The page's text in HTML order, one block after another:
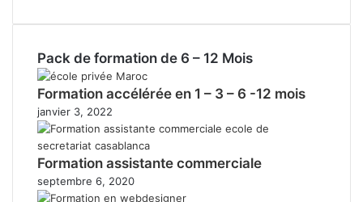
Pack de formation de 6 – 12 Mois
Formation accélérée en 1 – 3 – 6 -12 mois
janvier 3, 2022
Formation assistante commerciale
septembre 6, 2020